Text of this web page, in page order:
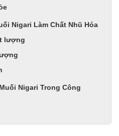
Nigari Làm Chất Nhũ Hóa
lượng
Nigari Trong Công